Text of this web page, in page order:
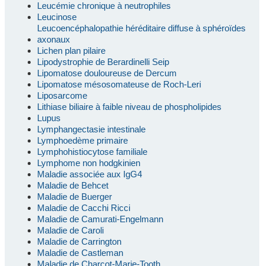
Leucémie chronique à neutrophiles
Leucinose
Leucoencéphalopathie héréditaire diffuse à sphéroïdes
axonaux
Lichen plan pilaire
Lipodystrophie de Berardinelli Seip
Lipomatose douloureuse de Dercum
Lipomatose mésosomateuse de Roch-Leri
Liposarcome
Lithiase biliaire à faible niveau de phospholipides
Lupus
Lymphangectasie intestinale
Lymphoedème primaire
Lymphohistiocytose familiale
Lymphome non hodgkinien
Maladie associée aux IgG4
Maladie de Behcet
Maladie de Buerger
Maladie de Cacchi Ricci
Maladie de Camurati-Engelmann
Maladie de Caroli
Maladie de Carrington
Maladie de Castleman
Maladie de Charcot-Marie-Tooth